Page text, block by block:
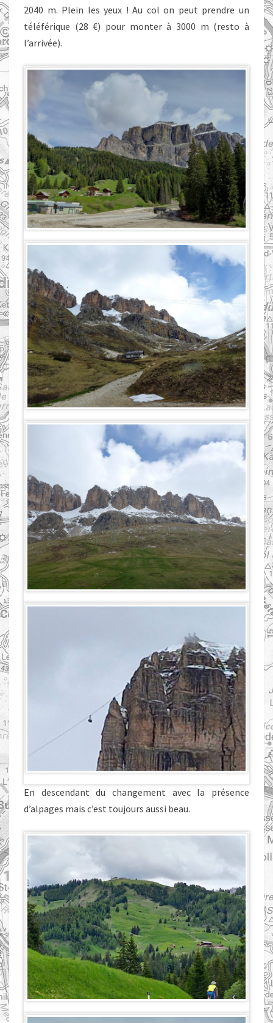
2040 m. Plein les yeux ! Au col on peut prendre un
téléférique (28 €) pour monter à 3000 m (resto à
l’arrivée).
En descendant du changement avec la présence
d’alpages mais c’est toujours aussi beau.